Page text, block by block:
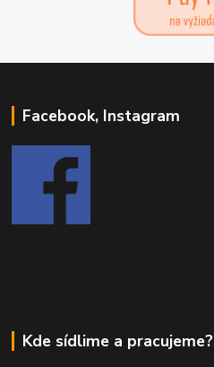
Facebook, Instagram
Kde sídlime a pracujeme?